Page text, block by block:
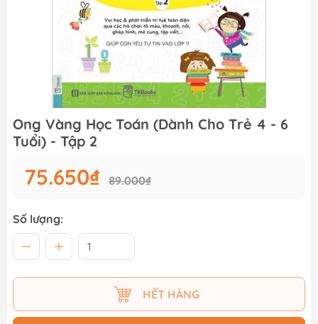
Ong Vàng Học Toán (Dành Cho Trẻ 4 - 6
Tuổi) - Tập 2
75.650₫ 89.000₫
Số lượng:
HẾT HÀNG